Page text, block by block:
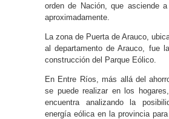
orden de Nación, que asciende
aproximadamente.
La zona de Puerta de Arauco,
al departamento de Arauco, fue
construcción del Parque Eólico.
En Entre Ríos, más allá del
se puede realizar en los
encuentra analizando la
energía eólica en la provincia